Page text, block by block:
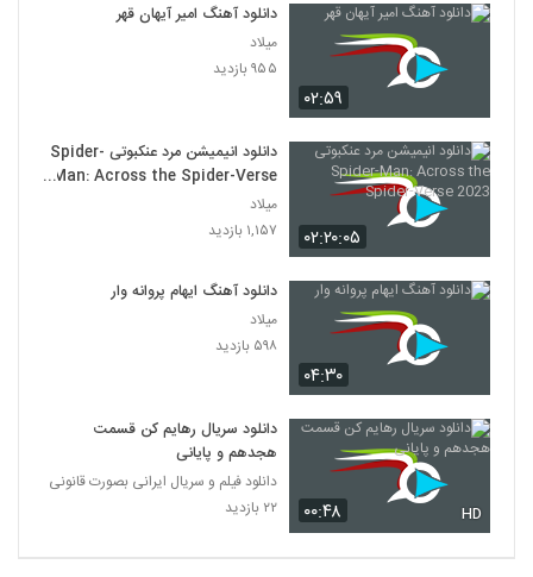
۰۲:۵۹
دانلود آهنگ امیر آیهان قهر
میلاد
۹۵۵ بازدید
۰۲:۲۰:۰۵
دانلود انیمیشن مرد عنکبوتی Spider-
Man: Across the Spider-Verse
2023
میلاد
۱,۱۵۷ بازدید
۰۴:۳۰
دانلود آهنگ ایهام پروانه وار
میلاد
۵۹۸ بازدید
۰۰:۴۸ HD
دانلود سریال رهایم کن قسمت
هجدهم و پایانی
دانلود فیلم و سریال ایرانی بصورت قانونی
۲۲ بازدید